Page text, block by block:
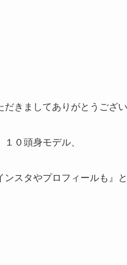
きましてありがとうござい
０頭身モデル、
スタやプロフィールも』